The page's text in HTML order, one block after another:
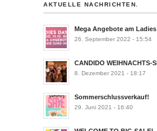
AKTUELLE NACHRICHTEN.
Mega Angebote am Ladies
26. September 2022 - 15:54
CANDIDO WEIHNACHTS-
8. Dezember 2021 - 18:17
Sommerschlussverkauf!
29. Juni 2021 - 16:40